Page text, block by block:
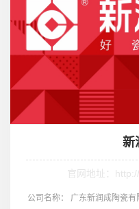
新
官网地址：
公司名称：
广东新润成陶瓷有